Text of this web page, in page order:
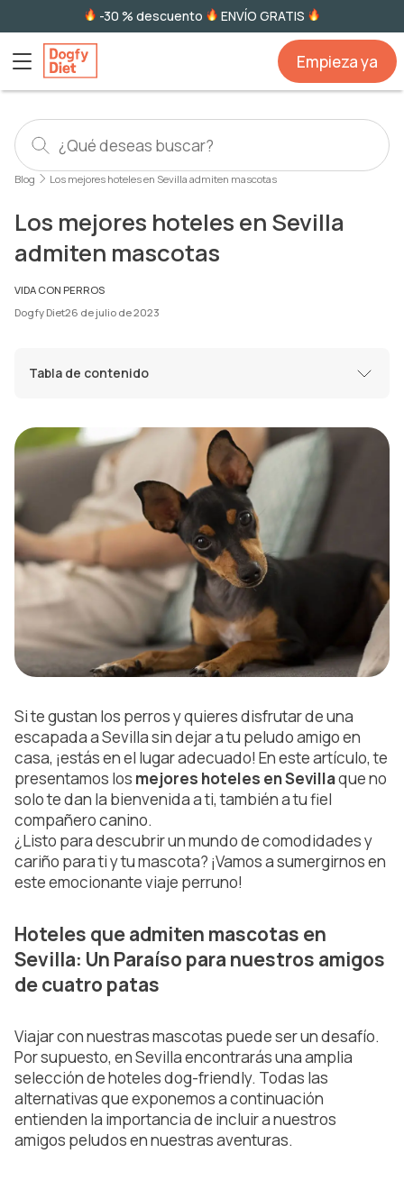
-30 % descuento ENVÍO GRATIS
Empieza ya
Blog Los mejores hoteles en Sevilla admiten mascotas
Los mejores hoteles en Sevilla
admiten mascotas
VIDA CON PERROS
Dogfy Diet26 de julio de 2023
Tabla de contenido
Si te gustan los perros y quieres disfrutar de una
escapada a Sevilla sin dejar a tu peludo amigo en
casa, ¡estás en el lugar adecuado! En este artículo, te
presentamos los mejores hoteles en Sevillaque no
solo te dan la bienvenida a ti, también a tu fiel
compañero canino.
¿Listo para descubrir un mundo de comodidades y
cariño para ti y tu mascota? ¡Vamos a sumergirnos en
este emocionante viaje perruno!
Hoteles que admiten mascotas en
Sevilla: Un Paraíso para nuestros amigos
de cuatro patas
Viajar con nuestras mascotas puede ser un desafío.
Por supuesto, en Sevilla encontrarás una amplia
selección de hoteles dog-friendly. Todas las
alternativas que exponemos a continuación
entienden la importancia de incluir a nuestros
amigos peludos en nuestras aventuras.